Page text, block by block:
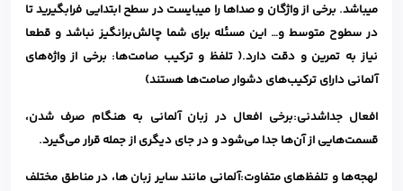
میباشد. برخی از واژگان و صداها را میبایست در سطح ابتدایی فرابگیرید تا
در سطوح متوسط و… این مسئله برای شما چالش‌برانگیز نباشد و قطعا
نیاز به تمرین و دقت دارد.( تلفظ و ترکیب صامت‌ها: برخی از واژه‌های
آلمانی دارای ترکیب‌های دشوار صامت‌ها هستند)
افعال جداشدنی:برخی افعال در زبان آلمانی به هنگام صرف شدن،
قسمت‌هایی از آن‌ها جدا می‌شود و در جای دیگری از جمله قرار می‌گیرد.
لهجه‌ها و تلفظ‌های متفاوت:آلمانی مانند سایر زبان ها، در مناطق مختلف